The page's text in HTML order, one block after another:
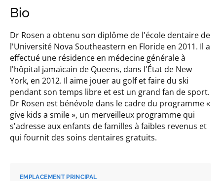
EMPLACEMENT PRINCIPAL
Bio
Dr Rosen a obtenu son diplôme de l'école dentaire de
l'Université Nova Southeastern en Floride en 2011. Il a
effectué une résidence en médecine générale à
l'hôpital jamaïcain de Queens, dans l'État de New
York, en 2012. Il aime jouer au golf et faire du ski
pendant son temps libre et est un grand fan de sport.
Dr Rosen est bénévole dans le cadre du programme «
give kids a smile », un merveilleux programme qui
s'adresse aux enfants de familles à faibles revenus et
qui fournit des soins dentaires gratuits.